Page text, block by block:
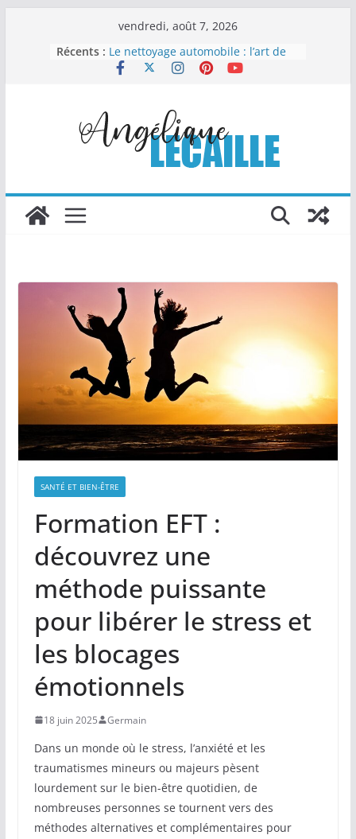
vendredi, août 7, 2026
Récents : Le nettoyage automobile : l’art de
redonner éclat et valeur à votre
choix malin pour organiser sans
compliquer
Comment la chapelure
personnalisée transforme les
Columbarium moderne et design :
quand l’art rencontre le souvenir
SANTÉ ET BIEN-ÊTRE
Formation EFT :
découvrez une
méthode puissante
pour libérer le stress et
les blocages
émotionnels
18 juin 2025 Germain
Dans un monde où le stress, l’anxiété et les
traumatismes mineurs ou majeurs pèsent
lourdement sur le bien-être quotidien, de
nombreuses personnes se tournent vers des
méthodes alternatives et complémentaires pour